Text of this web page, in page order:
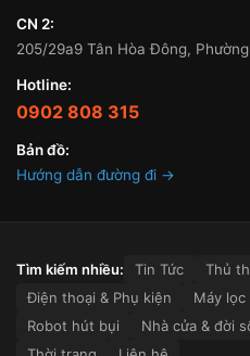
CN 2:
205/29a9 Tân Hòa Đông,
Hotline:
0902 808 315
Bản đồ:
Hướng dẫn đường đi →
Tìm kiếm nhiều: Tin Tức
Thủ
Điện thoại & Phụ kiện
Máy
Robot hút bụi
Nhà cửa & đời